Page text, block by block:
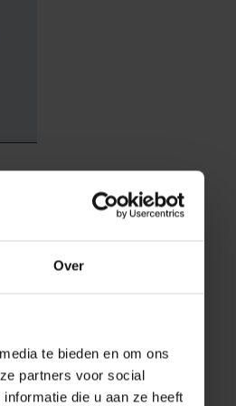
Over
te bieden en om ons
partners voor social
die u aan ze heeft
men de stem
De